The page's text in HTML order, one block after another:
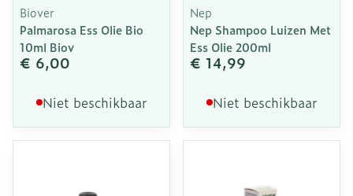
Biover
Palmarosa Ess Olie Bio
10ml Biov
€ 6,00
Niet beschikbaar
Nep
Nep Shampoo Luizen Met
Ess Olie 200ml
€ 14,99
Niet beschikbaar